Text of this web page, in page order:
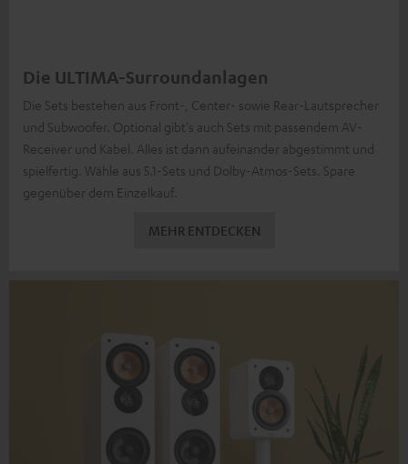
Die ULTIMA-Surroundanlagen
Die Sets bestehen aus Front-, Center- sowie Rear-Lautsprecher
und Subwoofer. Optional gibt's auch Sets mit passendem AV-
Receiver und Kabel. Alles ist dann aufeinander abgestimmt und
spielfertig. Wähle aus 5.1-Sets und Dolby-Atmos-Sets. Spare
gegenüber dem Einzelkauf.
MEHR ENTDECKEN